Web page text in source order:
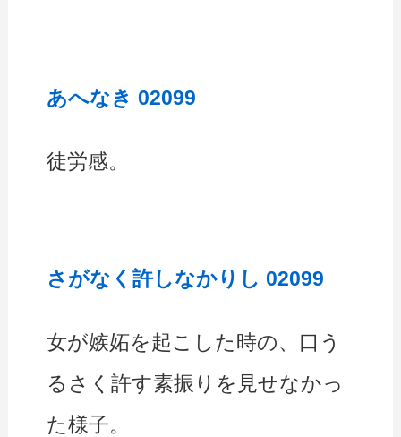
あへなき 02099
徒労感。
さがなく許しなかりし 02099
女が嫉妬を起こした時の、口う
るさく許す素振りを見せなかっ
た様子。